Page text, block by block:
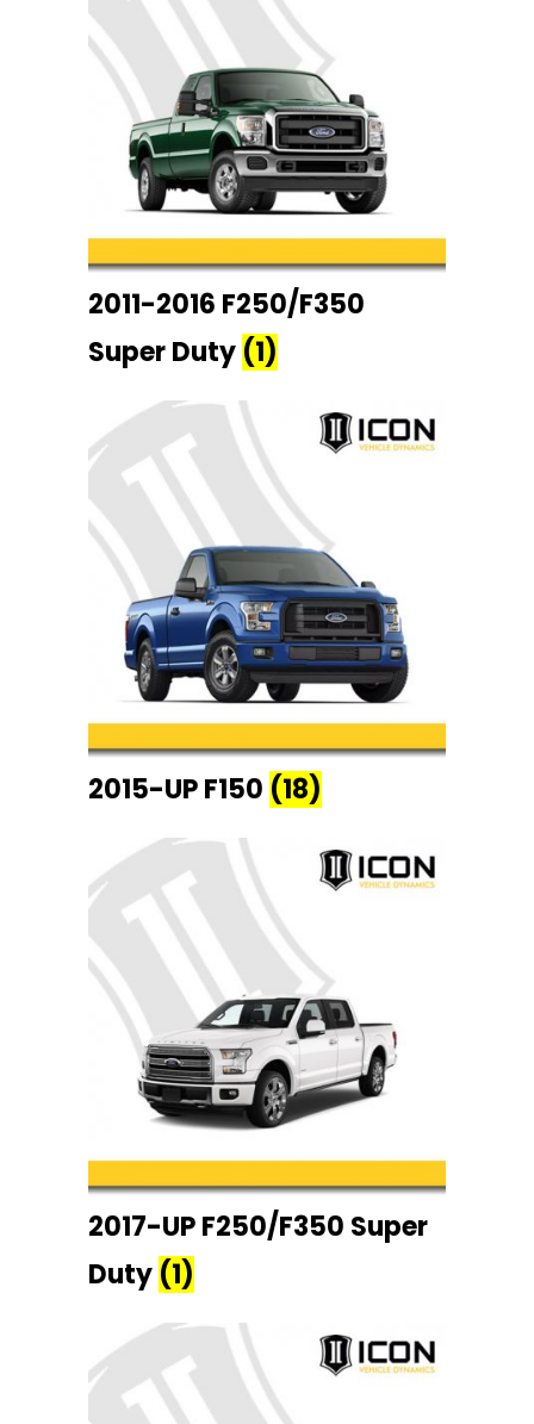
2011-2016 F250/F350
Super Duty (1)
2015-UP F150 (18)
2017-UP F250/F350 Super
Duty (1)